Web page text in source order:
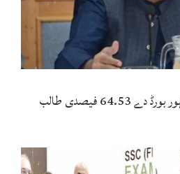
میٹرک نتایج دا اعلان، لاہور بورڈ دے 64.53 فیصدی طالب